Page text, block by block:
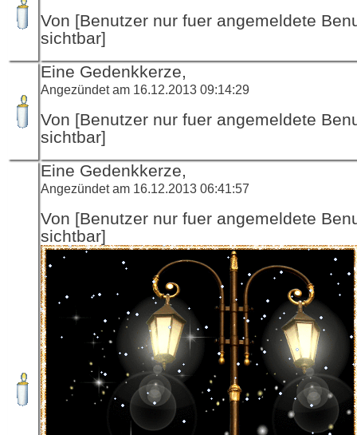
Von [Benutzer nur fuer angemeldete
sichtbar]
Eine Gedenkkerze,
Angezündet am 16.12.2013 09:14:29
Von [Benutzer nur fuer angemeldete
sichtbar]
Eine Gedenkkerze,
Angezündet am 16.12.2013 06:41:57
Von [Benutzer nur fuer angemeldete
sichtbar]